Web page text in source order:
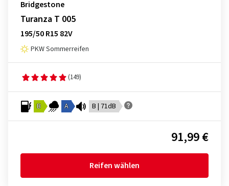
Bridgestone
Turanza T 005
195/50 R15 82V
PKW Sommerreifen
(149)
B A B | 71dB
91,99 €
Reifen wählen